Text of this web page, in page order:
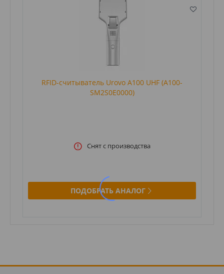
RFID-считыватель Urovo A100 UHF (A100-
SM2S0E0000)
Снят с производства
ПОДОБРАТЬ АНАЛОГ